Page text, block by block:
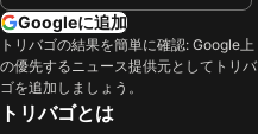
鳴子温泉
秋保大滝
夢メッセみやぎ
Googleに追加
トリバゴの結果を簡単に確認: Google上
の優先するニュース提供元としてトリバ
ゴを追加しましょう。
トリバゴとは